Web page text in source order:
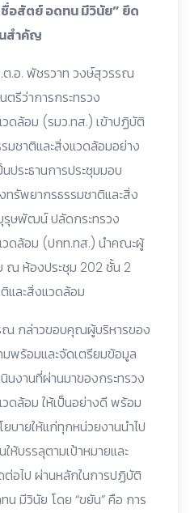
ซื่อสัตย์ อดทน มีวินัย” ยึด
นสำคัญ
.อ. พัชรวาท วงษ์สุวรรณ
รีว่าการกระทรวง
ดล้อม (รมว.ทส.) เข้าปฏิบัติ
มชาติและสิ่งแวดล้อมอย่าง
ประธานการประชุมมอบ
ทรัพยากรธรรมชาติและสิ่ง
รุษพัฒน์ ปลัดกระทรวง
วดล้อม (ปกท.ทส.) นำคณะผู้
ณ ห้องประชุม 202 ชั้น 2
และสิ่งแวดล้อม
ณ กล่าวขอบคุณผู้บริหารของ
พร้อมและจัดเตรียมข้อมูล
นงานที่ผ่านมาของกระทรวง
ดล้อม ให้เป็นอย่างดี พร้อม
บายให้แก่ทุกหน่วยงานนำไป
ห้บรรลุตามเป้าหมายและ
อไป ผ่านหลักในการปฏิบัติ
มีวินัย โดย “ขยัน” คือ การ